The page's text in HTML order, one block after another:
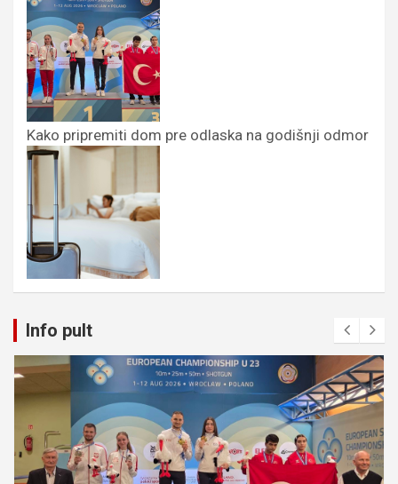
Kako pripremiti dom pre odlaska na godišnji odmor
Info pult